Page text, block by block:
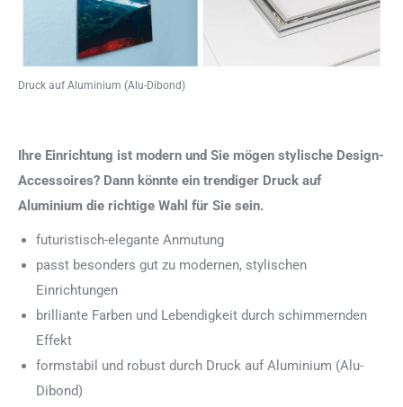
Druck auf Aluminium (Alu-Dibond)
Ihre Einrichtung ist modern und Sie mögen stylische Design-
Accessoires? Dann könnte ein trendiger Druck auf
Aluminium die richtige Wahl für Sie sein.
futuristisch-elegante Anmutung
passt besonders gut zu modernen, stylischen
Einrichtungen
brilliante Farben und Lebendigkeit durch schimmernden
Effekt
formstabil und robust durch Druck auf Aluminium (Alu-
Dibond)